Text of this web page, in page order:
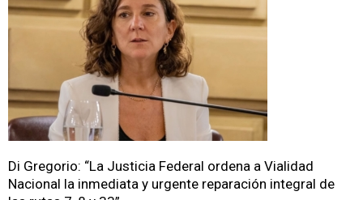
Di Gregorio: “La Justicia Federal ordena a Vialidad
Nacional la inmediata y urgente reparación integral de